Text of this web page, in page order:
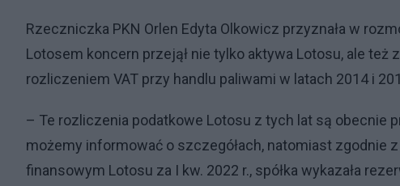
Rzeczniczka PKN Orlen Edyta Olkowicz przyznała w
Lotosem koncern przejął nie tylko aktywa Lotosu, ale
rozliczeniem VAT przy handlu paliwami w latach 2014 i
– Te rozliczenia podatkowe Lotosu z tych lat są obecnie
możemy informować o szczegółach, natomiast zgodnie
finansowym Lotosu za I kw. 2022 r., spółka wykazała